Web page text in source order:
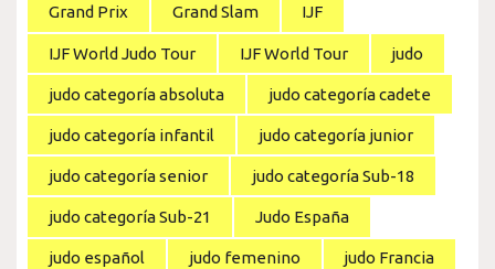
Grand Prix Grand Slam IJF
IJF World Judo Tour IJF World Tour judo
judo categoría absoluta judo categoría cadete
judo categoría infantil judo categoría junior
judo categoría senior judo categoría Sub-18
judo categoría Sub-21 Judo España
judo español judo femenino judo Francia